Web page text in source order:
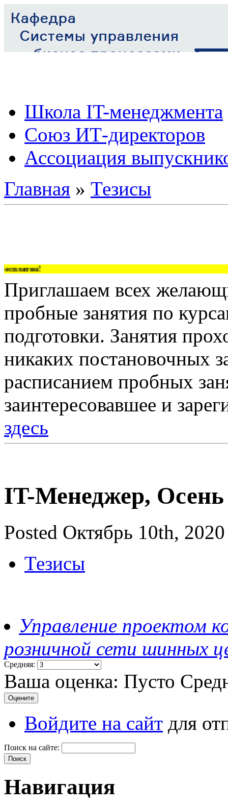
Школа IT-менеджмента
Союз ИТ-директоров
Ассоциация
Главная » Тезисы
Приглашаем всех
пробные занятия по
подготовки. Занятия
никаких постановочных
расписанием пробных
заинтересовавшее и
здесь
IT-Менеджер, Осень
Posted Октябрь 10th,
Тезисы
Управление проектом
розничной сети шинных
Средняя:
Ваша оценка: Пусто
Войдите на сайт для
Поиск на сайте:
Навигация